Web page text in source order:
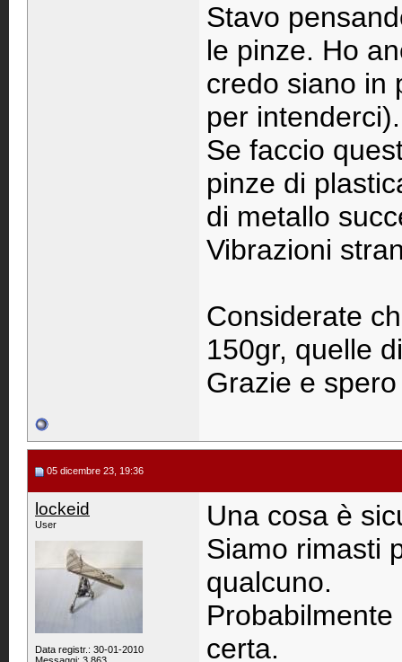
Stavo
le pinze. Ho
credo siano in
per intenderci).
Se faccio
pinze di
di metallo
Vibrazioni
Considerate
150gr, quelle
Grazie e
05 dicembre 23, 19:36
lockeid
User
Data registr.: 30-01-2010
Una cosa è
Siamo rimasti
qualcuno.
certa.